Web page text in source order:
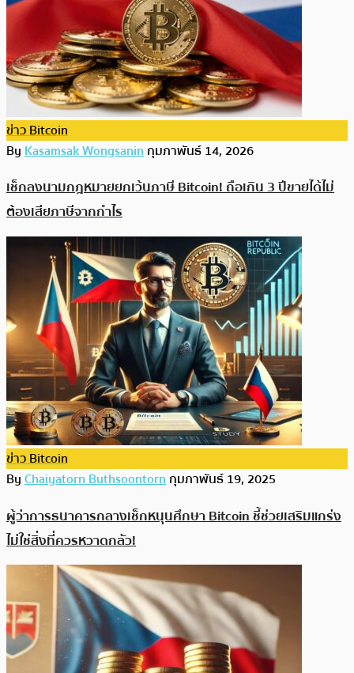
ข่าว Bitcoin
ByKasamsak Wongsaninกุมภาพันธ์ 14, 2026
เช็กลงนามกฎหมายยกเว้นภาษี Bitcoin! ถือเกิน 3 ปีขายได้ไม่
ต้องเสียภาษีจากกำไร
ข่าว Bitcoin
ByChaiyatorn Buthsoontornกุมภาพันธ์ 19, 2025
ผู้ว่าการธนาคารกลางเช็กหนุนศึกษา Bitcoin ชี้ช่วยเสริมแกร่ง
ไม่ใช่สิ่งที่ควรหวาดกลัว!